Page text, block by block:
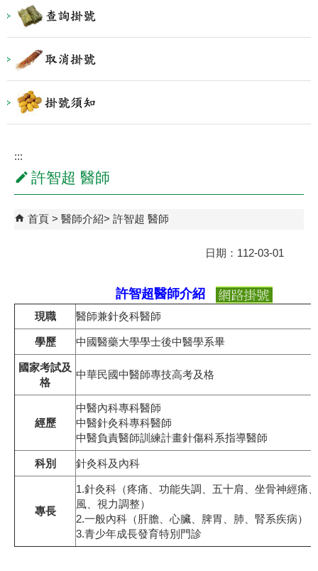
:::
許智超 醫師
首頁 醫師介紹 許智超 醫師
日期：112-03-01
許智超醫師介紹
現職 醫師兼針灸科醫師
學歷 中國醫藥大學學士後中醫學系畢
國家考試及
格
中華民國中醫師專技高考及格
經歷
中醫內科專科醫師
中醫針灸科專科醫師
中醫負責醫師訓練計畫針傷科系指導醫師
科別 針灸科及內科
專長
1.針灸科（疼痛、功能失調、五十肩、坐骨神經痛
風、視力調整）
2.一般內科（肝膽、心臟、脾胃、肺、腎系疾病）
3.青少年成長發育特別門診